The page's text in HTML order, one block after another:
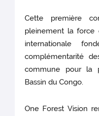
Cette première
pleinement la force
internationale
complémentarité
commune pour la
Bassin du Congo.
One Forest Vision